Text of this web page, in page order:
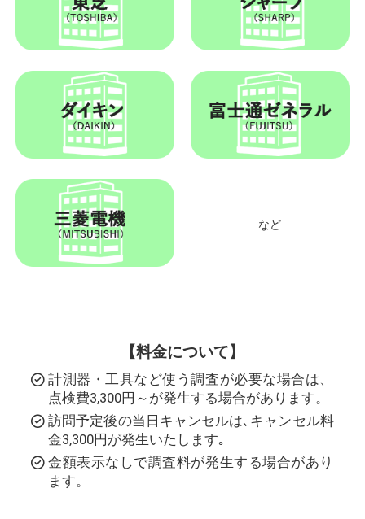
など
【料金について】
計測器・工具など使う調査が必要な場合は、
点検費3,300円～が発生する場合があります。
訪問予定後の当日キャンセルは､キャンセル料
金3,300円が発生いたします｡
金額表示なしで調査料が発生する場合があり
ます。